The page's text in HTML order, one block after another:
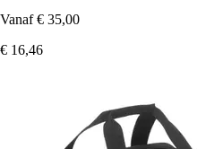
Vanaf € 35,00
€ 16,46